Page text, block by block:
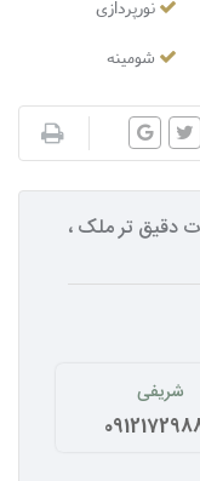
نورپردازی
شومینه
دقیق تر ملک ،
شریفی